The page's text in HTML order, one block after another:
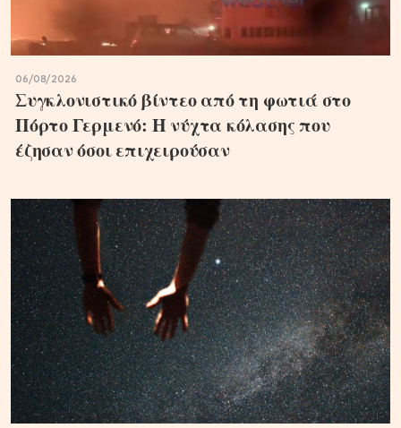
06/08/2026
Συγκλονιστικό βίντεο από τη φωτιά στο
Πόρτο Γερμενό: Η νύχτα κόλασης που
έζησαν όσοι επιχειρούσαν